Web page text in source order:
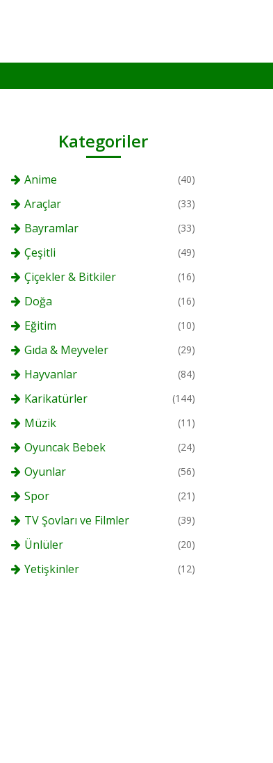
Kategoriler
Anime (40)
Araçlar (33)
Bayramlar (33)
Çeşitli (49)
Çiçekler & Bitkiler (16)
Doğa (16)
Eğitim (10)
Gıda & Meyveler (29)
Hayvanlar (84)
Karikatürler (144)
Müzik (11)
Oyuncak Bebek (24)
Oyunlar (56)
Spor (21)
TV Şovları ve Filmler (39)
Ünlüler (20)
Yetişkinler (12)